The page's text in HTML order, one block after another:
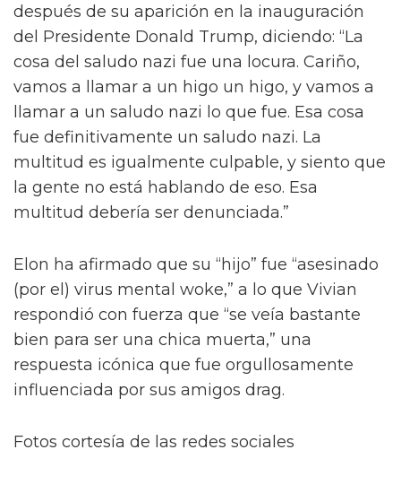
después de su aparición en la inauguración
del Presidente Donald Trump, diciendo: “La
cosa del saludo nazi fue una locura. Cariño,
vamos a llamar a un higo un higo, y vamos a
llamar a un saludo nazi lo que fue. Esa cosa
fue definitivamente un saludo nazi. La
multitud es igualmente culpable, y siento que
la gente no está hablando de eso. Esa
multitud debería ser denunciada.”
Elon ha afirmado que su “hijo” fue “asesinado
(por el) virus mental woke,” a lo que Vivian
respondió con fuerza que “se veía bastante
bien para ser una chica muerta,” una
respuesta icónica que fue orgullosamente
influenciada por sus amigos drag.
Fotos cortesía de las redes sociales